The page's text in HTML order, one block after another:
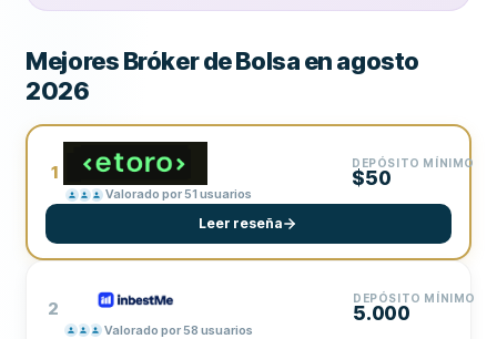
Mejores Bróker de Bolsa en agosto
2026
1
Valorado por 51 usuarios
DEPÓSITO MÍNIMO
$50
Leer reseña
2
Valorado por 58 usuarios
DEPÓSITO MÍNIMO
5.000